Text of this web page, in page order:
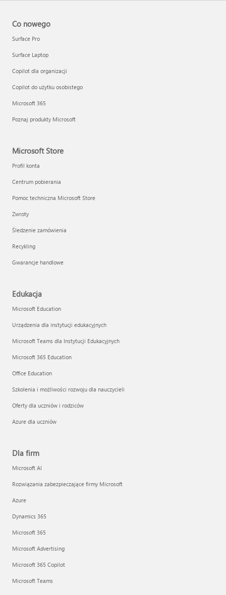
Co nowego
Surface Pro
Surface Laptop
Copilot dla organizacji
Copilot do użytku osobistego
Microsoft 365
Poznaj produkty Microsoft
Microsoft Store
Profil konta
Centrum pobierania
Pomoc techniczna Microsoft Store
Zwroty
Śledzenie zamówienia
Recykling
Gwarancje handlowe
Edukacja
Microsoft Education
Urządzenia dla instytucji edukacyjnych
Microsoft Teams dla Instytucji Edukacyjnych
Microsoft 365 Education
Office Education
Szkolenia i możliwości rozwoju dla nauczycieli
Oferty dla uczniów i rodziców
Azure dla uczniów
Dla firm
Microsoft AI
Rozwiązania zabezpieczające firmy Microsoft
Azure
Dynamics 365
Microsoft 365
Microsoft Advertising
Microsoft 365 Copilot
Microsoft Teams